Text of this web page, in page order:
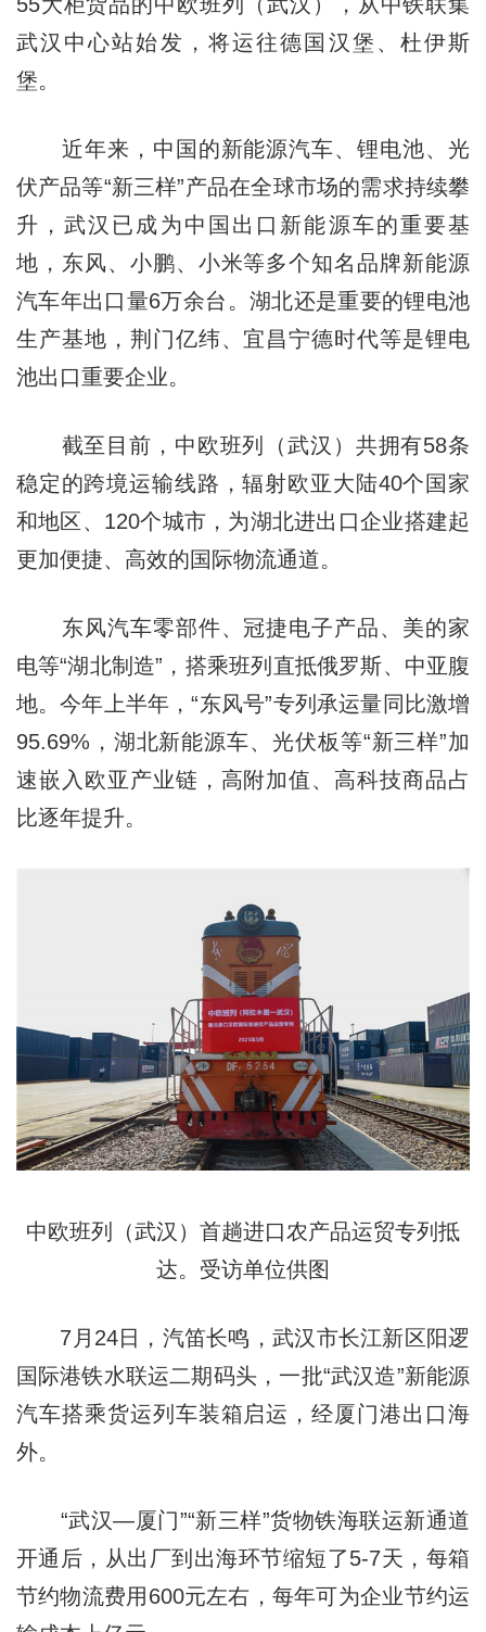
55大柜货品的中欧班列（武汉），从中铁联集
武汉中心站始发，将运往德国汉堡、杜伊斯
堡。
近年来，中国的新能源汽车、锂电池、光
伏产品等“新三样”产品在全球市场的需求持续攀
升，武汉已成为中国出口新能源车的重要基
地，东风、小鹏、小米等多个知名品牌新能源
汽车年出口量6万余台。湖北还是重要的锂电池
生产基地，荆门亿纬、宜昌宁德时代等是锂电
池出口重要企业。
截至目前，中欧班列（武汉）共拥有58条
稳定的跨境运输线路，辐射欧亚大陆40个国家
和地区、120个城市，为湖北进出口企业搭建起
更加便捷、高效的国际物流通道。
东风汽车零部件、冠捷电子产品、美的家
电等“湖北制造”，搭乘班列直抵俄罗斯、中亚腹
地。今年上半年，“东风号”专列承运量同比激增
95.69%，湖北新能源车、光伏板等“新三样”加
速嵌入欧亚产业链，高附加值、高科技商品占
比逐年提升。
中欧班列（武汉）首趟进口农产品运贸专列抵
达。受访单位供图
7月24日，汽笛长鸣，武汉市长江新区阳逻
国际港铁水联运二期码头，一批“武汉造”新能源
汽车搭乘货运列车装箱启运，经厦门港出口海
外。
“武汉—厦门”“新三样”货物铁海联运新通道
开通后，从出厂到出海环节缩短了5-7天，每箱
节约物流费用600元左右，每年可为企业节约运